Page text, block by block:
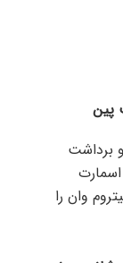
برداشت
اسمارت
وان را